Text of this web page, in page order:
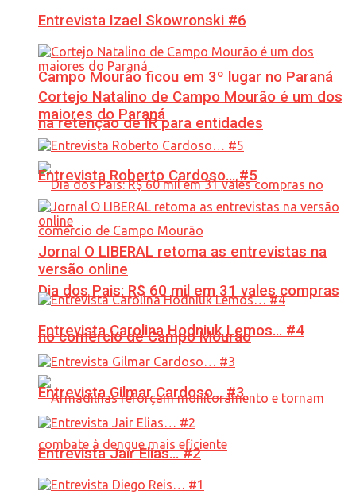
Campo Mourão ficou em 3º lugar no Paraná
na retenção de IR para entidades
Dia dos Pais: R$ 60 mil em 31 vales compras
no comércio de Campo Mourão
Entrevista Izael Skowronski #6
Cortejo Natalino de Campo Mourão é um dos
maiores do Paraná
Entrevista Roberto Cardoso… #5
Jornal O LIBERAL retoma as entrevistas na
versão online
Entrevista Carolina Hodniuk Lemos… #4
Entrevista Gilmar Cardoso… #3
Entrevista Jair Elias… #2